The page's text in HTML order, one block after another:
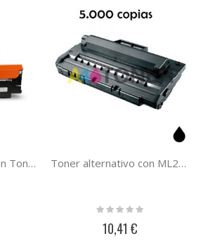
Samsung CLP-430 cian Toner compatible CLT-C404S Toner alternativo con ML2250 sustituye al toner original Samsung ML-2250D5/SEE
Rating:
10,41 €